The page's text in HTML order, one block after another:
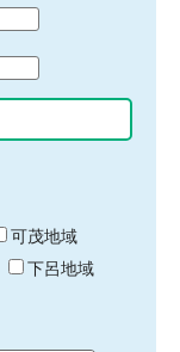
可茂地域
下呂地域